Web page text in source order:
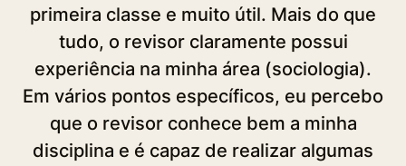
primeira classe e muito útil. Mais do que
tudo, o revisor claramente possui
experiência na minha área (sociologia).
Em vários pontos específicos, eu percebo
que o revisor conhece bem a minha
disciplina e é capaz de realizar algumas